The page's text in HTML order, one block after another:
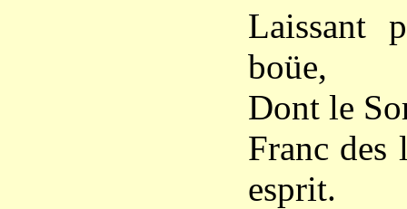
Laissant
boüe,
Dont le
Franc des
esprit.